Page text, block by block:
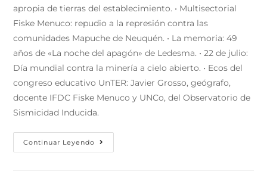
apropia de tierras del establecimiento. • Multisectorial
Fiske Menuco: repudio a la represión contra las
comunidades Mapuche de Neuquén. • La memoria: 49
años de «La noche del apagón» de Ledesma. • 22 de julio:
Día mundial contra la minería a cielo abierto. • Ecos del
congreso educativo UnTER: Javier Grosso, geógrafo,
docente IFDC Fiske Menuco y UNCo, del Observatorio de
Sismicidad Inducida.
Continuar Leyendo